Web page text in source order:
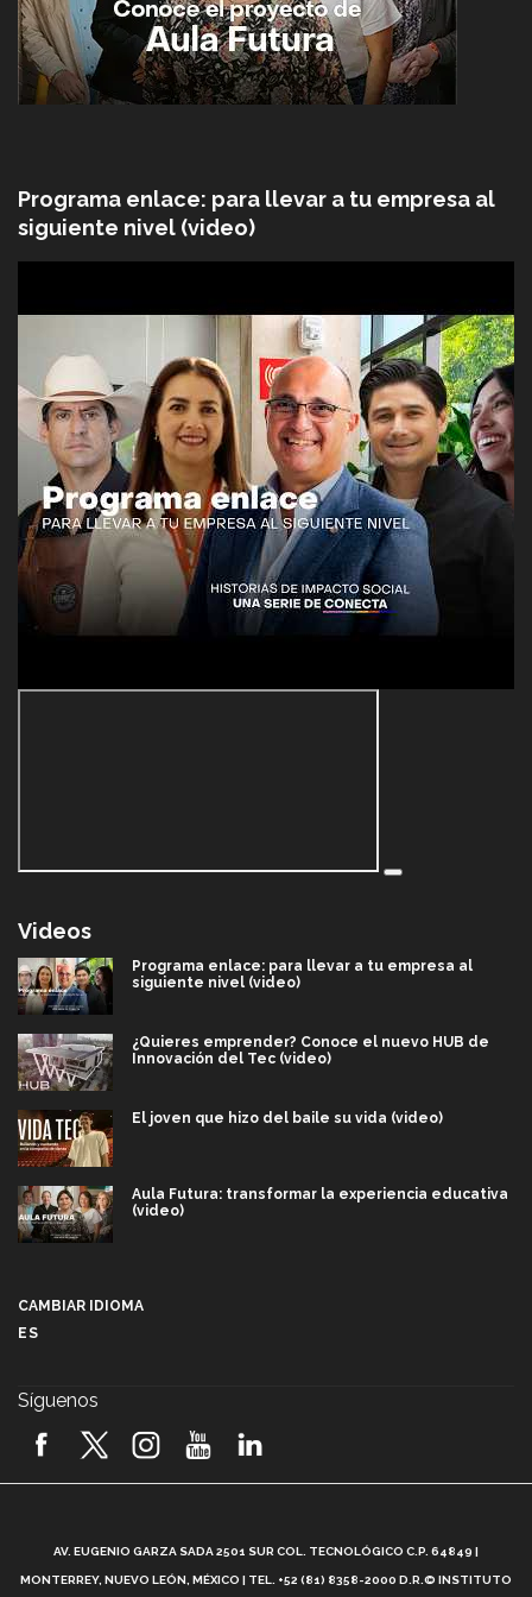
Programa enlace: para llevar a tu empresa al
siguiente nivel (video)
Videos
Programa enlace: para llevar a tu empresa al
siguiente nivel (video)
¿Quieres emprender? Conoce el nuevo HUB de
Innovación del Tec (video)
El joven que hizo del baile su vida (video)
Aula Futura: transformar la experiencia educativa
(video)
2026! (video)
¿Cómo es el Modelo Educativo Tec? (video)
CAMBIAR IDIOMA
ES
Síguenos
AV. EUGENIO GARZA SADA 2501 SUR COL. TECNOLÓGICO C.P. 64849 |
MONTERREY, NUEVO LEÓN, MÉXICO | TEL. +52 (81) 8358-2000 D.R.© INSTITUTO